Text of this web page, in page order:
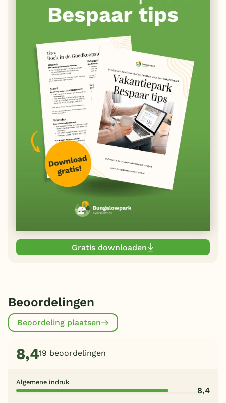
Gratis downloaden
Beoordelingen
Beoordeling plaatsen
8,419 beoordelingen
Algemene indruk
8,4